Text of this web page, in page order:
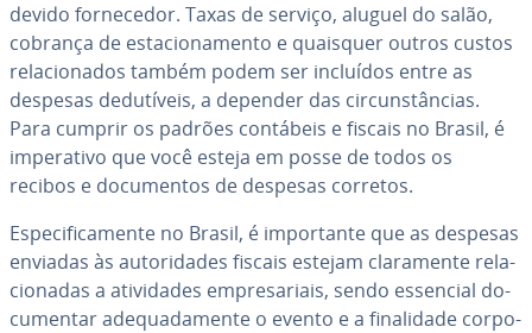
devido for­ne­ce­dor. Taxas de serviço, aluguel do salão,
cobrança de es­ta­ci­o­na­mento e quaisquer outros custos
re­la­ci­o­na­dos também podem ser incluídos entre as
despesas de­du­tí­veis, a depender das cir­cuns­tân­cias.
Para cumprir os padrões contábeis e fiscais no Brasil, é
im­pe­ra­tivo que você esteja em posse de todos os
recibos e do­cu­men­tos de despesas corretos.
Es­pe­ci­fi­ca­mente no Brasil, é im­por­tante que as despesas
enviadas às au­to­ri­da­des fiscais estejam cla­ra­mente re­la­
ci­o­na­das a ati­vi­da­des em­pre­sa­ri­ais, sendo essencial do­
cu­men­tar ade­qua­da­mente o evento e a fi­na­li­dade cor­po­